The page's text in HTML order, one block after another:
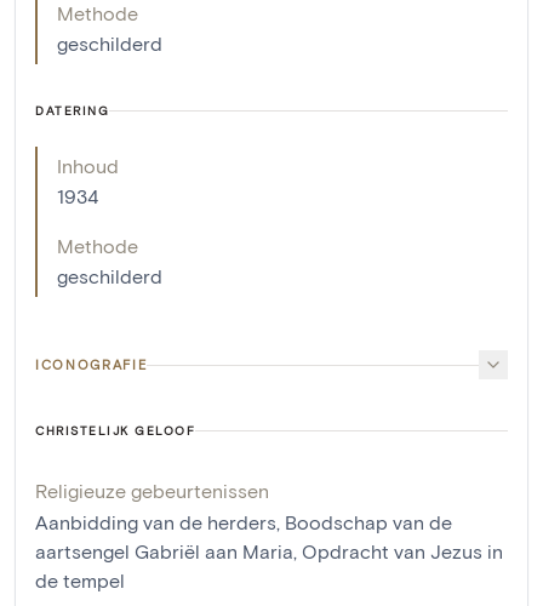
Methode
geschilderd
DATERING
Inhoud
1934
Methode
geschilderd
ICONOGRAFIE
CHRISTELIJK GELOOF
Religieuze gebeurtenissen
Aanbidding van de herders, Boodschap van de
aartsengel Gabriël aan Maria, Opdracht van Jezus in
de tempel